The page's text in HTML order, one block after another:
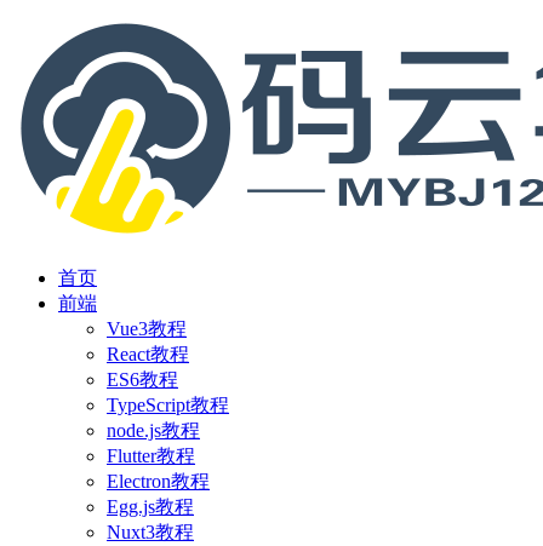
首页
前端
Vue3教程
React教程
ES6教程
TypeScript教程
node.js教程
Flutter教程
Electron教程
Egg.js教程
Nuxt3教程